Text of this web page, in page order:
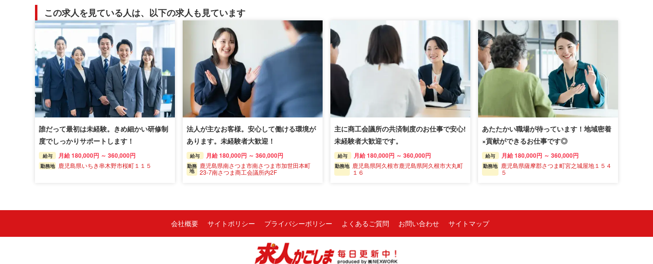
この求人を見ている人は、以下の求人も見ています
誰だって最初は未経験。きめ細かい研修制
度でしっかりサポートします！
給与 月給 180,000円 ～ 360,000円
勤務地 鹿児島県いちき串木野市桜町１１５
法人が主なお客様。安心して働ける環境が
あります。未経験者大歓迎！
給与 月給 180,000円 ～ 360,000円
勤務
地
鹿児島県南さつま市南さつま市加世田本町
23-7南さつま商工会議所内2F
主に商工会議所の共済制度のお仕事で安心!
未経験者大歓迎です。
給与 月給 180,000円 ～ 360,000円
勤務地 鹿児島県阿久根市鹿児島県阿久根市大丸町
１６
あたたかい職場が待っています！地域密着
×貢献ができるお仕事です◎
給与 月給 180,000円 ～ 360,000円
勤務地
鹿児島県薩摩郡さつま町宮之城屋地１５４
５
会社概要 サイトポリシー プライバシーポリシー よくあるご質問 お問い合わせ サイトマップ